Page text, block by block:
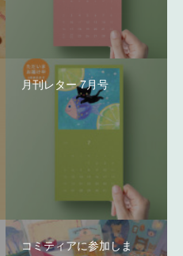
月刊レター 7月号
コミティアに参加しま